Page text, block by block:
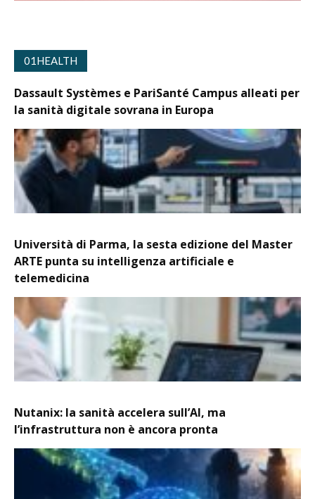
01HEALTH
Dassault Systèmes e PariSanté Campus alleati per
la sanità digitale sovrana in Europa
Università di Parma, la sesta edizione del Master
ARTE punta su intelligenza artificiale e
telemedicina
Nutanix: la sanità accelera sull’AI, ma
l’infrastruttura non è ancora pronta